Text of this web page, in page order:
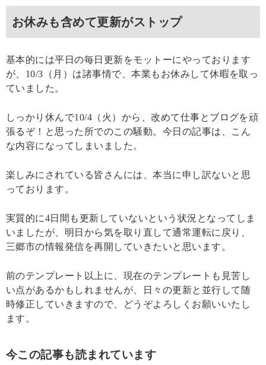
お休みも含めて更新がストップ
基本的には平日の毎日更新をモットーにやっております
が、10/3（月）は諸事情で、本業もお休みして休暇を取っ
ていました。
しっかり休んで10/4（火）から、改めて仕事とブログを頑
張るぞ！と思った所でのこの騒動。今日の記事は、こん
な内容になってしまいました。
楽しみにされている皆さんには、本当に申し訳ないと思
っております。
実質的に4日間も更新していないという状況となってしま
いましたが、明日から気を取り直して通常運転に戻り、
三郷市の情報発信を再開していきたいと思います。
前のテンプレート以上に、現在のテンプレートも見苦し
い点があるかもしれませんが、日々の更新と並行して随
時修正していきますので、どうぞよろしくお願いいたし
ます。
今この記事も読まれています